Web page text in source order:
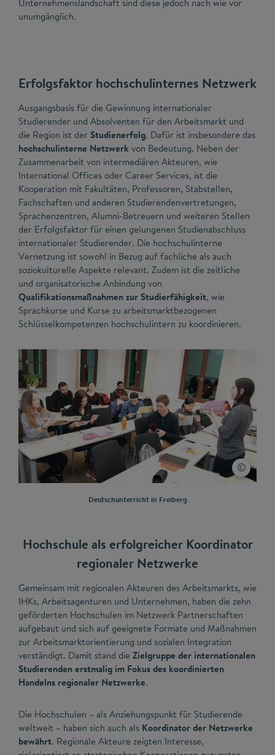
Unternehmenslandschaft sind diese jedoch nach wie vor
unumgänglich.
Erfolgsfaktor hochschulinternes Netzwerk
Ausgangsbasis für die Gewinnung internationaler
Studierender und Absolventen für den Arbeitsmarkt und
die Region ist der Studienerfolg. Dafür ist insbesondere das
hochschulinterne Netzwerkvon Bedeutung. Neben der
Zusammenarbeit von intermediären Akteuren, wie
International Offices oder Career Services, ist die
Kooperation mit Fakultäten, Professoren, Stabstellen,
Fachschaften und anderen Studierendenvertretungen,
Sprachenzentren, Alumni-Betreuern und weiteren Stellen
der Erfolgsfaktor für einen gelungenen Studienabschluss
internationaler Studierender. Die hochschulinterne
Vernetzung ist sowohl in Bezug auf fachliche als auch
soziokulturelle Aspekte relevant. Zudem ist die zeitliche
und organisatorische Anbindung von
Qualifikationsmaßnahmen zur Studierfähigkeit, wie
Sprachkurse und Kurse zu arbeitsmarktbezogenen
Schlüsselkompetenzen hochschulintern zu koordinieren.
Deutschunterricht in Freiberg
Hochschule als erfolgreicher Koordinator
regionaler Netzwerke
Gemeinsam mit regionalen Akteuren des Arbeitsmarkts, wie
IHKs, Arbeitsagenturen und Unternehmen, haben die zehn
geförderten Hochschulen im Netzwerk Partnerschaften
aufgebaut und sich auf geeignete Formate und Maßnahmen
zur Arbeitsmarktorientierung und sozialen Integration
verständigt. Damit stand die Zielgruppe der internationalen
Studierenden erstmalig im Fokus des koordinierten
Handelns regionaler Netzwerke.
Die Hochschulen – als Anziehungspunkt für Studierende
weltweit – haben sich auch als Koordinator der Netzwerke
bewährt. Regionale Akteure zeigten Interesse,